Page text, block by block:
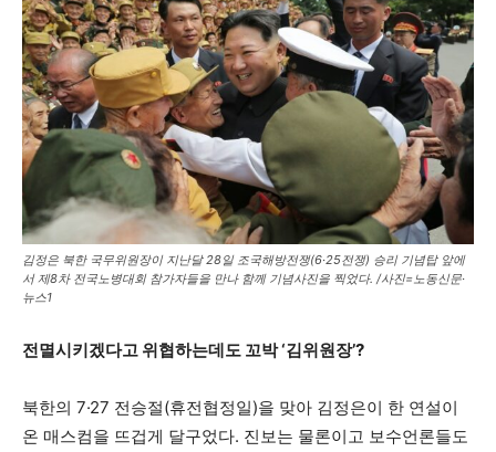
김정은 북한 국무위원장이 지난달 28일 조국해방전쟁(6·25전쟁) 승리 기념탑 앞에
서 제8차 전국노병대회 참가자들을 만나 함께 기념사진을 찍었다. /사진=노동신문·
뉴스1
전멸시키겠다고 위협하는데도 꼬박‘김위원장’?
북한의 7·27 전승절(휴전협정일)을 맞아 김정은이 한 연설이
온 매스컴을 뜨겁게 달구었다. 진보는 물론이고 보수언론들도